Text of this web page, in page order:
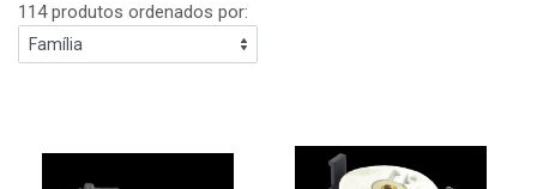
114 produtos ordenados por: